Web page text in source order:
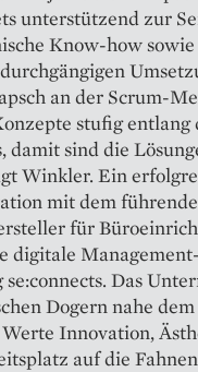
unterstützend zur
Know-how
an der Scrum-
stufig entlang
damit sind die
Winkler. Ein
mit dem
für
digitale
Das
Dogern nahe
Innovation,
auf die